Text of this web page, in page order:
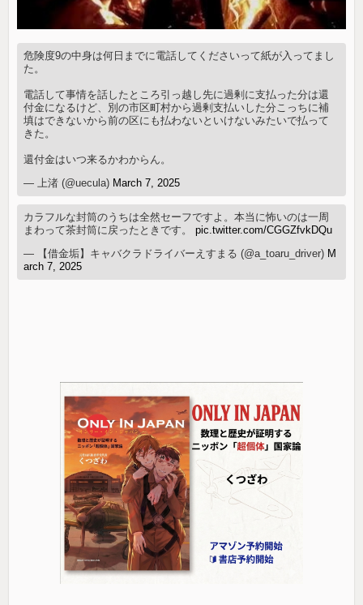
危険度9の中身は何日までに電話してくださいって紙が入ってまし
た。
電話して事情を話したところ引っ越し先に過剰に支払った分は還
付金になるけど、別の市区町村から過剰支払いした分こっちに補
填はできないから前の区にも払わないといけないみたいで払って
きた。
還付金はいつ来るかわからん。
— 上渚 (@uecula) March 7, 2025
カラフルな封筒のうちは全然セーフですよ。本当に怖いのは一周
まわって茶封筒に戻ったときです。pic.twitter.com/CGGZfvkDQu
— 【借金垢】キャバクラドライバーえすまる (@a_toaru_driver) M
arch 7, 2025